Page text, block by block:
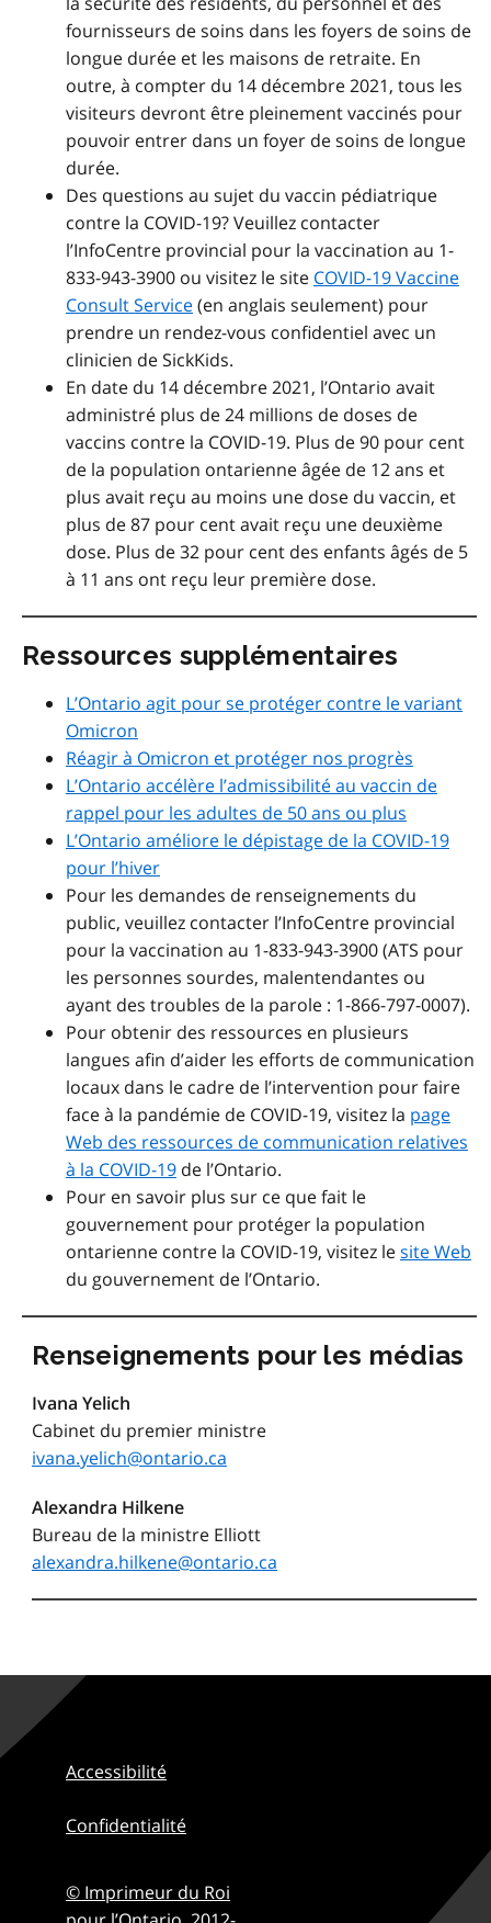
fournisseurs de soins dans les foyers de soins de
longue durée et les maisons de retraite. En
outre, à compter du 14 décembre 2021, tous les
visiteurs devront être pleinement vaccinés pour
pouvoir entrer dans un foyer de soins de longue
durée.
Des questions au sujet du vaccin pédiatrique
contre la COVID-19? Veuillez contacter
l’InfoCentre provincial pour la vaccination au 1-
833-943-3900 ou visitez le site COVID-19 Vaccine
Consult Service(en anglais seulement) pour
prendre un rendez-vous confidentiel avec un
clinicien de SickKids.
En date du 14 décembre 2021, l’Ontario avait
administré plus de 24 millions de doses de
vaccins contre la COVID-19. Plus de 90 pour cent
de la population ontarienne âgée de 12 ans et
plus avait reçu au moins une dose du vaccin, et
plus de 87 pour cent avait reçu une deuxième
dose. Plus de 32 pour cent des enfants âgés de 5
à 11 ans ont reçu leur première dose.
Ressources supplémentaires
L’Ontario agit pour se protéger contre le variant
Omicron
Réagir à Omicron et protéger nos progrès
L’Ontario accélère l’admissibilité au vaccin de
rappel pour les adultes de 50 ans ou plus
L’Ontario améliore le dépistage de la COVID-19
pour l’hiver
Pour les demandes de renseignements du
public, veuillez contacter l’InfoCentre provincial
pour la vaccination au 1-833-943-3900 (ATS pour
les personnes sourdes, malentendantes ou
ayant des troubles de la parole : 1-866-797-0007).
Pour obtenir des ressources en plusieurs
langues afin d’aider les efforts de communication
locaux dans le cadre de l’intervention pour faire
face à la pandémie de COVID-19, visitez la page
Web des ressources de communication relatives
à la COVID-19 de l’Ontario.
Pour en savoir plus sur ce que fait le
gouvernement pour protéger la population
ontarienne contre la COVID-19, visitez lesite Web
du gouvernement de l’Ontario.
Renseignements pour les médias
Ivana Yelich
Cabinet du premier ministre
ivana.yelich@ontario.ca
Alexandra Hilkene
Bureau de la ministre Elliott
alexandra.hilkene@ontario.ca
Accessibilité
Confidentialité
© Imprimeur du Roi